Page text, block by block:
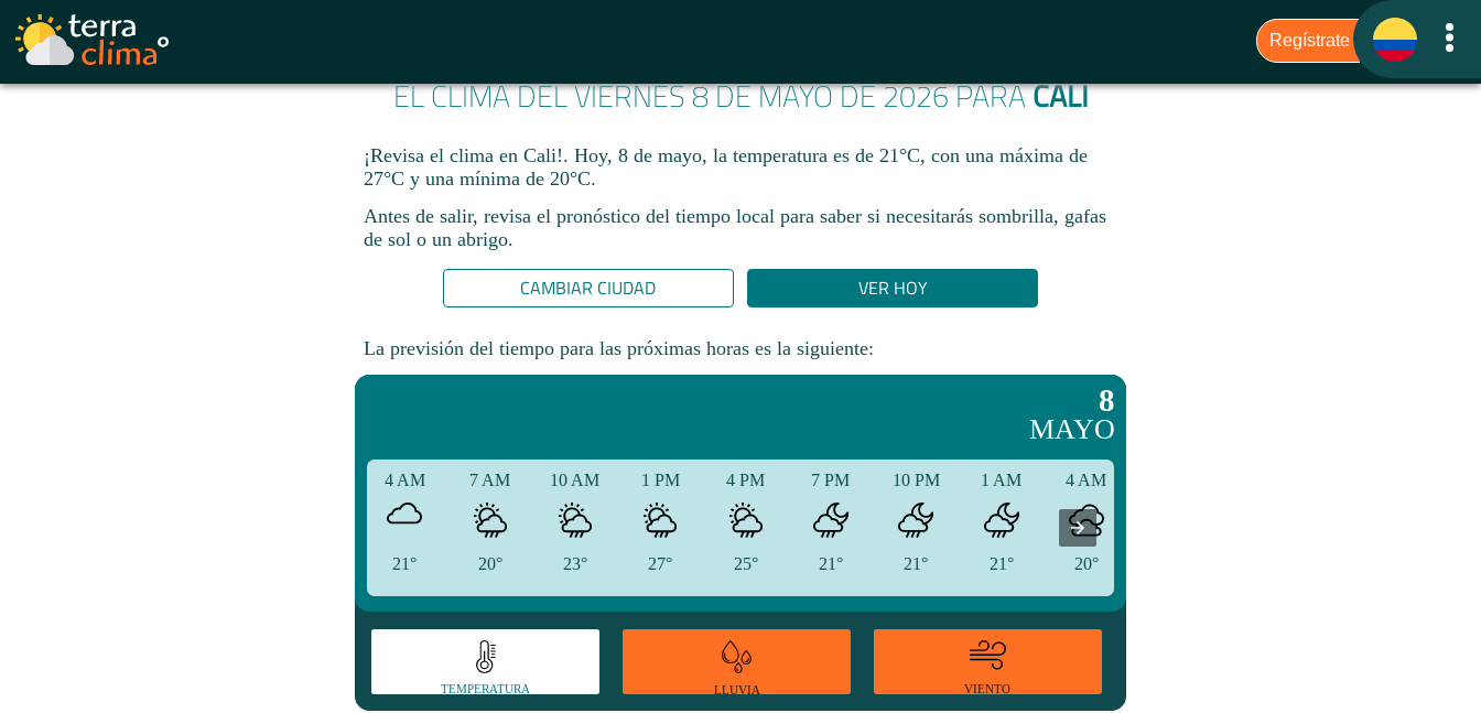
EL CLIMA DEL VIERNES 8 DE MAYO DE 2026 PARACALI
¡Revisa el clima en Cali!. Hoy, 8 de mayo, la temperatura es de 21°C, con una máxima de
27°C y una mínima de 20°C.​
Antes de salir, revisa el pronóstico del tiempo local para saber si necesitarás sombrilla, gafas
de sol o un abrigo.
CAMBIAR CIUDAD VER HOY
La previsión del tiempo para las próximas horas es la siguiente:
8
MAYO
4 AM
21°
7 AM
20°
10 AM
23°
1 PM
27°
4 PM
25°
7 PM
21°
10 PM
21°
1 AM
21°
4 AM
20°
TEMPERATURA LLUVIA VIENTO